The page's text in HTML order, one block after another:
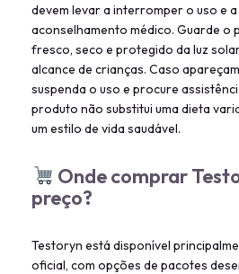
devem levar a interromper o uso e
aconselhamento médico. Guarde o
fresco, seco e protegido da luz
alcance de crianças. Caso
suspenda o uso e procure
produto não substitui uma dieta
um estilo de vida saudável.
Onde comprar
preço?
Testoryn está disponível
oficial, com opções de pacotes